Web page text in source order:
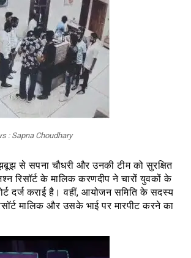
: Sapna Choudhary
से सपना चौधरी और उनकी टीम को सुरक्षित
रिसॉर्ट के मालिक करणदीप ने चारों युवकों के
दर्ज कराई है। वहीं, आयोजन समिति के सदस्य
मालिक और उसके भाई पर मारपीट करने का